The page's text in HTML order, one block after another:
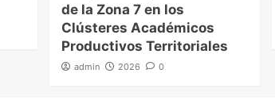
de la Zona 7 en los
Clústeres Académicos
Productivos Territoriales
admin 2026 0